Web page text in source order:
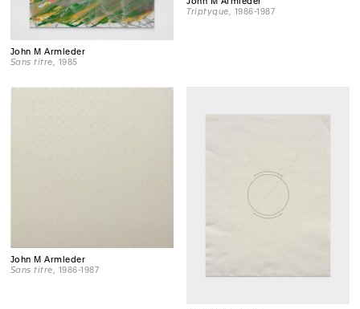
John M Armleder
Sans titre , 1985
Triptyque , 1986-1987
John M Armleder
Sans titre , 1986-1987